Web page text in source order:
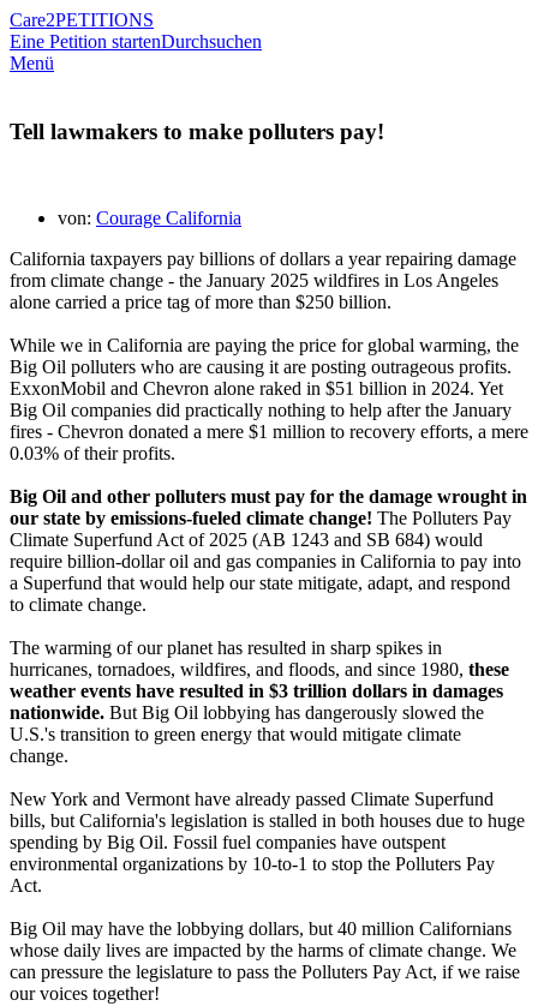
Care2PETITIONS
Eine Petition startenDurchsuchen
Menü
Tell lawmakers to make polluters pay!
von: Courage California
California taxpayers pay billions of dollars a year repairing damage
from climate change - the January 2025 wildfires in Los Angeles
alone carried a price tag of more than $250 billion.
While we in California are paying the price for global warming, the
Big Oil polluters who are causing it are posting outrageous profits.
ExxonMobil and Chevron alone raked in $51 billion in 2024. Yet
Big Oil companies did practically nothing to help after the January
fires - Chevron donated a mere $1 million to recovery efforts, a mere
0.03% of their profits.
Big Oil and other polluters must pay for the damage wrought in
our state by emissions-fueled climate change! The Polluters Pay
Climate Superfund Act of 2025 (AB 1243 and SB 684) would
require billion-dollar oil and gas companies in California to pay into
a Superfund that would help our state mitigate, adapt, and respond
to climate change.
The warming of our planet has resulted in sharp spikes in
hurricanes, tornadoes, wildfires, and floods, and since 1980, these
weather events have resulted in $3 trillion dollars in damages
nationwide. But Big Oil lobbying has dangerously slowed the
U.S.'s transition to green energy that would mitigate climate
change.
New York and Vermont have already passed Climate Superfund
bills, but California's legislation is stalled in both houses due to huge
spending by Big Oil. Fossil fuel companies have outspent
environmental organizations by 10-to-1 to stop the Polluters Pay
Act.
Big Oil may have the lobbying dollars, but 40 million Californians
whose daily lives are impacted by the harms of climate change. We
can pressure the legislature to pass the Polluters Pay Act, if we raise
our voices together!